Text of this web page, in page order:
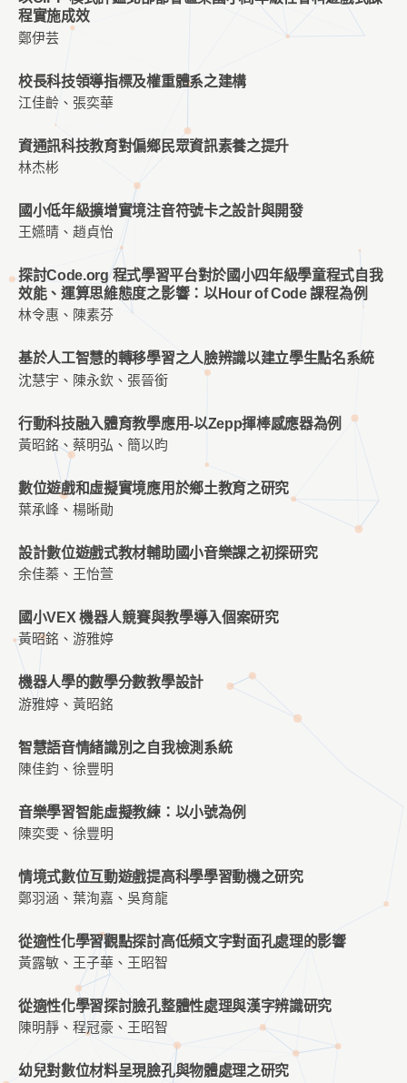
程實施成效
鄭伊芸
校長科技領導指標及權重體系之建構
江佳齡、張奕華
資通訊科技教育對偏鄉民眾資訊素養之提升
林杰彬
國小低年級擴增實境注音符號卡之設計與開發
王嬿晴、趙貞怡
探討Code.org 程式學習平台對於國小四年級學童程式自我
效能、運算思維態度之影響：以Hour of Code 課程為例
林令惠、陳素芬
基於人工智慧的轉移學習之人臉辨識以建立學生點名系統
沈慧宇、陳永欽、張晉銜
行動科技融入體育教學應用-以Zepp揮棒感應器為例
黃昭銘、蔡明弘、簡以昀
數位遊戲和虛擬實境應用於鄉土教育之研究
葉承峰、楊晰勛
設計數位遊戲式教材輔助國小音樂課之初探研究
余佳蓁、王怡萱
國小VEX 機器人競賽與教學導入個案研究
黃昭銘、游雅婷
機器人學的數學分數教學設計
游雅婷、黃昭銘
智慧語音情緒識別之自我檢測系統
陳佳鈞、徐豐明
音樂學習智能虛擬教練：以小號為例
陳奕雯、徐豐明
情境式數位互動遊戲提高科學學習動機之研究
鄭羽涵、葉洵嘉、吳育龍
從適性化學習觀點探討高低頻文字對面孔處理的影響
黃露敏、王子華、王昭智
從適性化學習探討臉孔整體性處理與漢字辨識研究
陳明靜、程冠豪、王昭智
幼兒對數位材料呈現臉孔與物體處理之研究